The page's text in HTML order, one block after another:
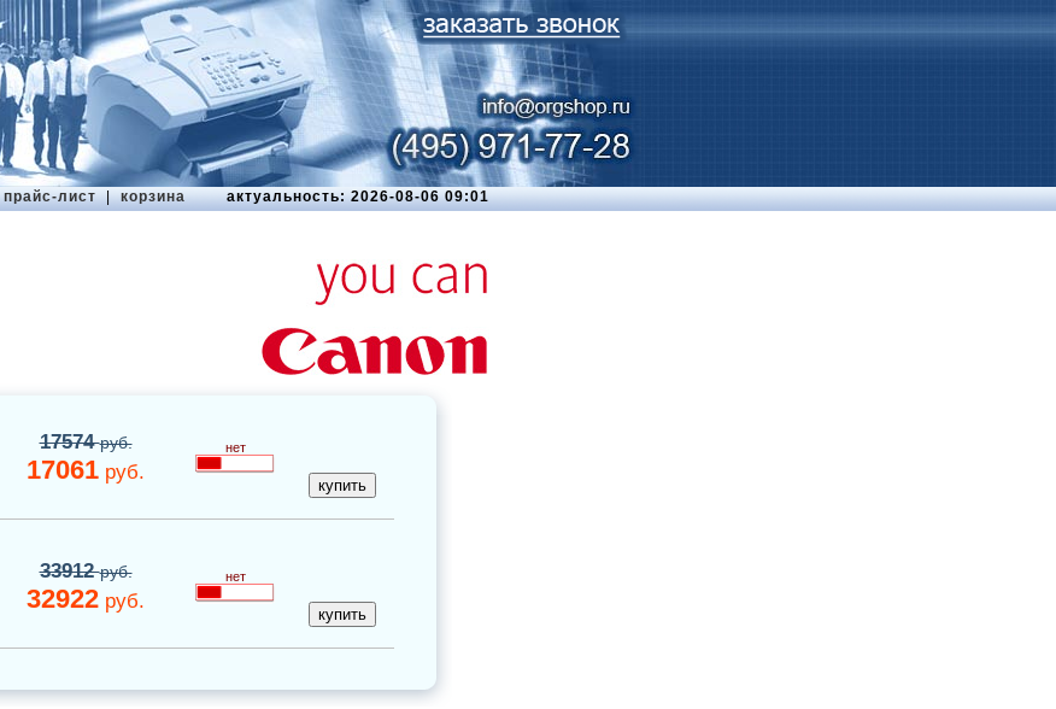
прайс-лист | корзина актуальность: 2026-08-06 09:01
17574руб.
17061 руб.
нет
33912руб.
32922 руб.
нет